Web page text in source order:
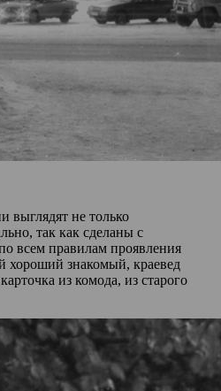
выглядят не только
так как сделаны с
всем правилам проявления
хороший знакомый, краевед
из комода, из старого